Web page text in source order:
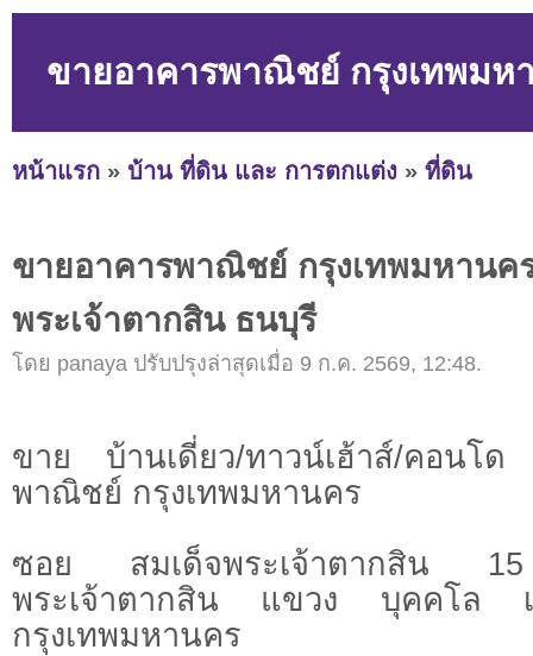
ขายอาคารพาณิชย์ กรุงเทพมห
หน้าแรก » บ้าน ที่ดิน และ การตกแต่ง » ที่ดิน
ขายอาคารพาณิชย์ กรุงเทพมหานค
พระเจ้าตากสิน ธนบุรี
โดย panaya ปรับปรุงล่าสุดเมื่อ 9 ก.ค. 2569, 12:48.
ขาย บ้านเดี่ยว/ทาวน์เฮ้าส์/คอนโ
พาณิชย์ กรุงเทพมหานคร
ซอย สมเด็จพระเจ้าตากสิน
พระเจ้าตากสิน แขวง บุคคโล
กรุงเทพมหานคร